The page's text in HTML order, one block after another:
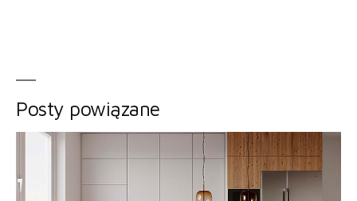
Posty powiązane